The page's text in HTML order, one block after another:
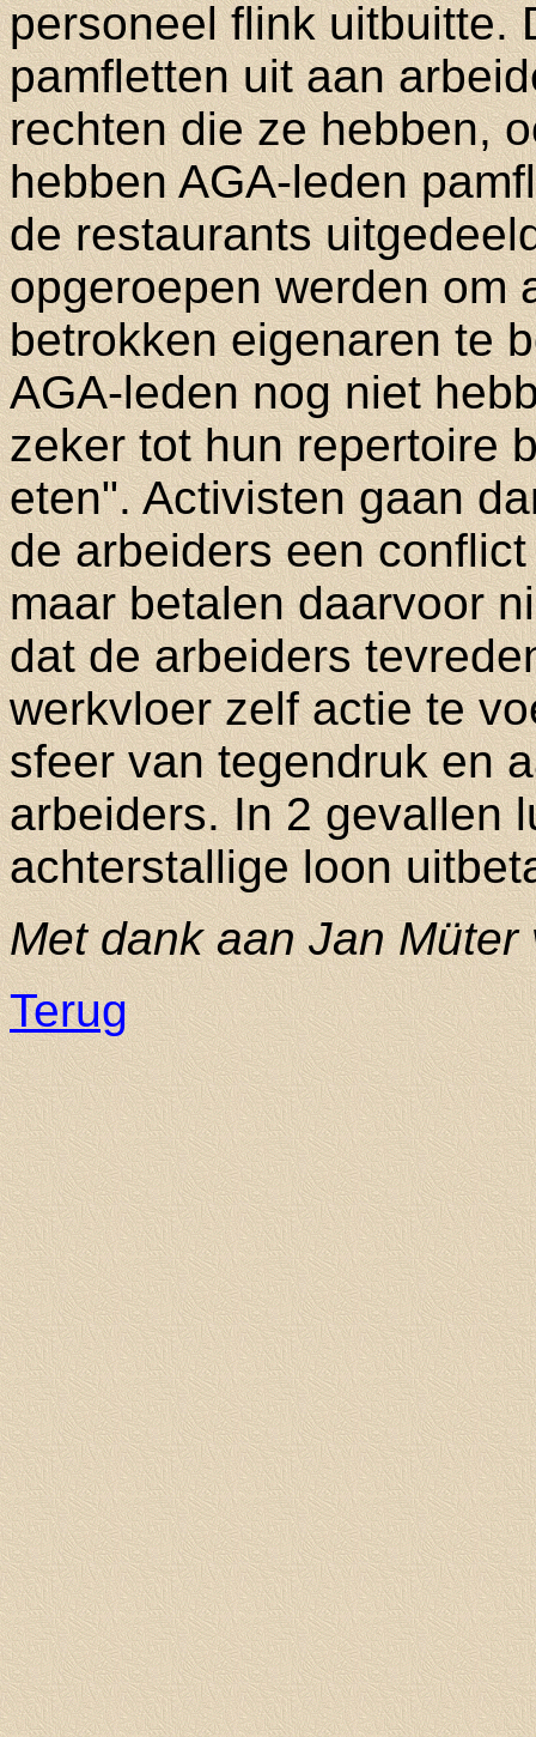
personeel flink uitbuitte.
pamfletten uit aan
rechten die ze hebben,
hebben AGA-leden
de restaurants
opgeroepen werden om
betrokken eigenaren te
AGA-leden nog niet
zeker tot hun repertoire
eten". Activisten gaan
de arbeiders een
maar betalen daarvoor
dat de arbeiders
werkvloer zelf actie te
sfeer van tegendruk en
arbeiders. In 2 gevallen
achterstallige loon
Met dank aan Jan
Terug